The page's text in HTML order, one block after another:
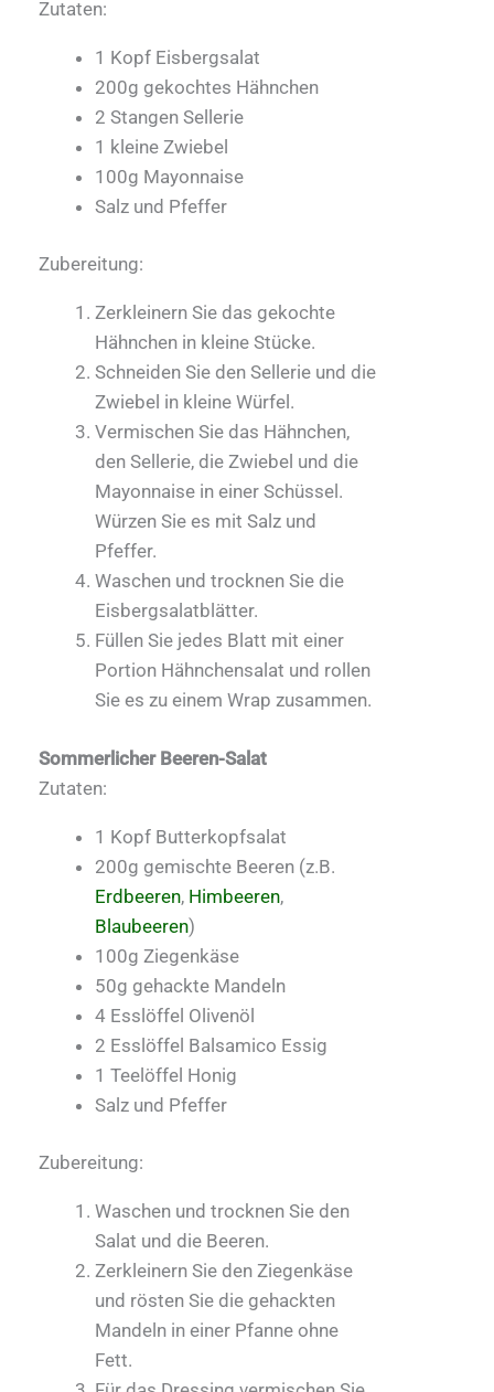
Zutaten:
1 Kopf Eisbergsalat
200g gekochtes Hähnchen
2 Stangen Sellerie
1 kleine Zwiebel
100g Mayonnaise
Salz und Pfeffer
Zubereitung:
Zerkleinern Sie das gekochte
Hähnchen in kleine Stücke.
Schneiden Sie den Sellerie und die
Zwiebel in kleine Würfel.
Vermischen Sie das Hähnchen,
den Sellerie, die Zwiebel und die
Mayonnaise in einer Schüssel.
Würzen Sie es mit Salz und
Pfeffer.
Waschen und trocknen Sie die
Eisbergsalatblätter.
Füllen Sie jedes Blatt mit einer
Portion Hähnchensalat und rollen
Sie es zu einem Wrap zusammen.
Sommerlicher Beeren-Salat
Zutaten:
1 Kopf Butterkopfsalat
200g gemischte Beeren (z.B.
Erdbeeren, Himbeeren,
Blaubeeren)
100g Ziegenkäse
50g gehackte Mandeln
4 Esslöffel Olivenöl
2 Esslöffel Balsamico Essig
1 Teelöffel Honig
Salz und Pfeffer
Zubereitung:
Waschen und trocknen Sie den
Salat und die Beeren.
Zerkleinern Sie den Ziegenkäse
und rösten Sie die gehackten
Mandeln in einer Pfanne ohne
Fett.